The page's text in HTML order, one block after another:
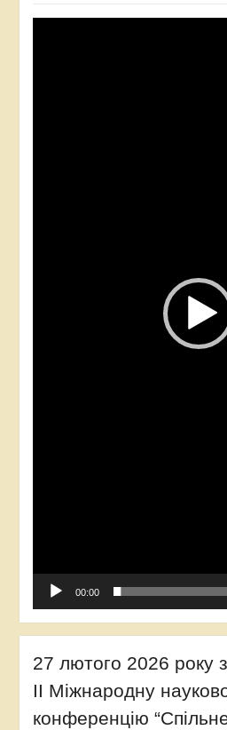
00:00
27 лютого 2026 року
ІІ Міжнародну
конференцію